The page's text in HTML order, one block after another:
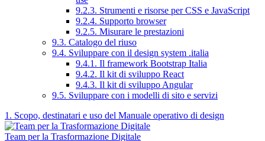
9.2.3. Strumenti e risorse per CSS e JavaScript
9.2.4. Supporto browser
9.2.5. Misurare le prestazioni
9.3. Catalogo del riuso
9.4. Sviluppare con il design system .italia
9.4.1. Il framework Bootstrap Italia
9.4.2. Il kit di sviluppo React
9.4.3. Il kit di sviluppo Angular
9.5. Sviluppare con i modelli di sito e servizi
1. Scopo, destinatari e uso del Manuale operativo di design
Team per la Trasformazione Digitale